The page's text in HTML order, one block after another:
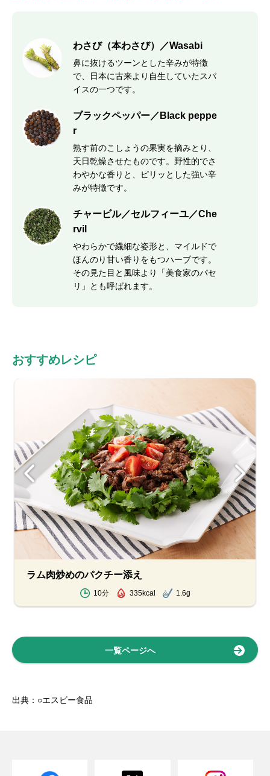
わさび（本わさび）／Wasabi
鼻に抜けるツーンとした辛みが特徴
で、日本に古来より自生していたスパ
イスの一つです。
ブラックペッパー／Black peppe
r
熟す前のこしょうの果実を摘みとり、
天日乾燥させたものです。野性的でさ
わやかな香りと、ピリッとした強い辛
みが特徴です。
チャービル／セルフィーユ／Che
rvil
やわらかで繊細な姿形と、マイルドで
ほんのり甘い香りをもつハーブです。
その見た目と風味より「美食家のパセ
リ」とも呼ばれます。
おすすめレシピ
ラム肉炒めのパクチー添え
10分 335kcal 1.6g
一覧ページへ
出典：○エスビー食品